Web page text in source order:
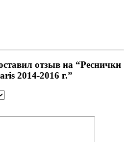
отзыв на “Реснички
2014-2016 г.”